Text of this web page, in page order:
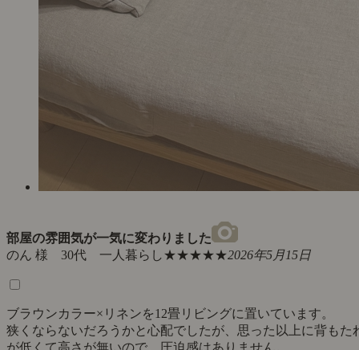
部屋の雰囲気が一気に変わりました
のん 様 30代 一人暮らし★★★★★2026年5月15日
ブラウンカラー×リネンを12畳リビングに置いています。
狭くならないだろうかと心配でしたが、思った以上に背もた
が低くて高さが無いので、圧迫感はありません。